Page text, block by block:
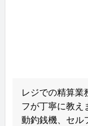
レジでの精算業
フが丁寧に教え
動釣銭機、セル